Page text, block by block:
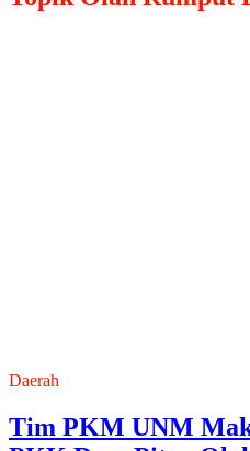
Daerah
Tim PKM UNM